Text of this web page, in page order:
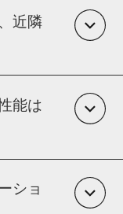
リノベーション
近隣
能は
に応じてご提案
ショ